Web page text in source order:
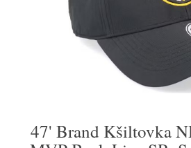
47' Brand Kšiltovka